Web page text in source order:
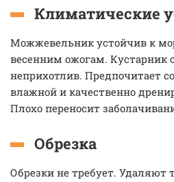
Климатические
Можжевельник устойчив к
весенним ожогам. Кустарник
неприхотлив. Предпочитает
влажной и качественно
Плохо переносит
Обрезка
Обрезки не требует. Удаляют